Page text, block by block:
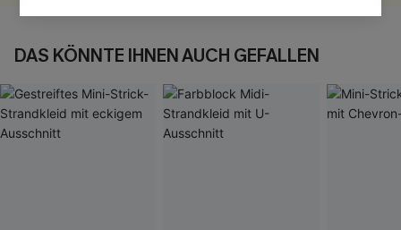
DAS KÖNNTE IHNEN AUCH GEFALLEN